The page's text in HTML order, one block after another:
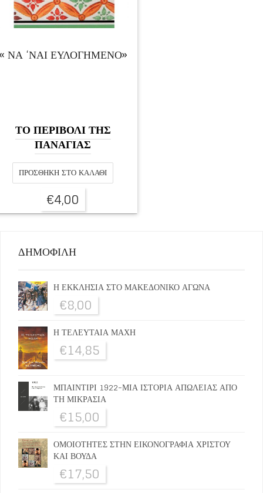
ΝΑ ‘ΝΑΙ ΕΥΛΟΓΗΜΕΝΟ»
ΤΟ ΠΕΡΙΒΟΛΙ ΤΗΣ
ΠΑΝΑΓΙΑΣ
ΠΡΟΣΘΉΚΗ ΣΤΟ ΚΑΛΆΘΙ
€4,00
ΔΗΜΟΦΙΛΗ
Η ΕΚΚΛΗΣΙΑ ΣΤΟ ΜΑΚΕΔΟΝΙΚΟ ΑΓΩΝΑ
€8,00
Η ΤΕΛΕΥΤΑΙΑ ΜΑΧΗ
€14,85
ΜΠΑΙΝΤΙΡΙ 1922-ΜΙΑ ΙΣΤΟΡΙΑ ΑΠΩΛΕΙΑΣ ΑΠΟ
ΤΗ ΜΙΚΡΑΣΙΑ
€15,00
ΟΜΟΙΟΤΗΤΕΣ ΣΤΗΝ ΕΙΚΟΝΟΓΡΑΦΙΑ ΧΡΙΣΤΟΥ
ΚΑΙ ΒΟΥΔΑ
€17,50